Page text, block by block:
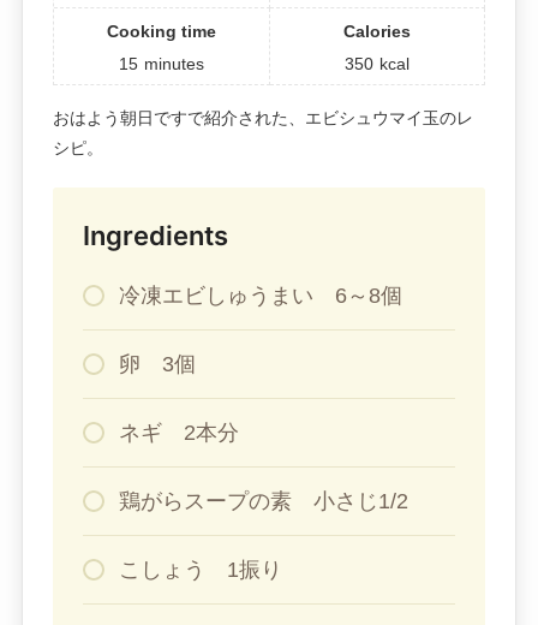
Cooking time
15 minutes
Calories
350 kcal
おはよう朝日ですで紹介された、エビシュウマイ玉のレ
シピ。
Ingredients
冷凍エビしゅうまい 6～8個
卵 3個
ネギ 2本分
鶏がらスープの素 小さじ1/2
こしょう 1振り